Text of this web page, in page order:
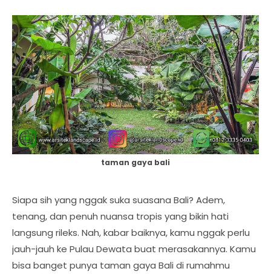
taman gaya bali
Siapa sih yang nggak suka suasana Bali? Adem,
tenang, dan penuh nuansa tropis yang bikin hati
langsung rileks. Nah, kabar baiknya, kamu nggak perlu
jauh-jauh ke Pulau Dewata buat merasakannya. Kamu
bisa banget punya taman gaya Bali di rumahmu